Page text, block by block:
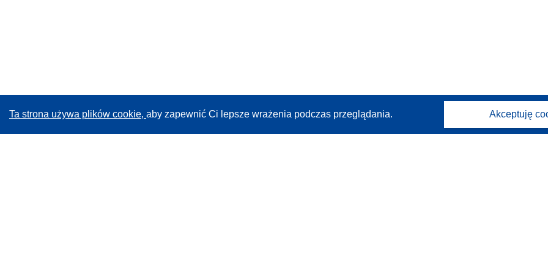
Ta strona używa plików cookie, aby zapewnić Ci lepsze wrażenia podczas przeglądania. Akceptuję